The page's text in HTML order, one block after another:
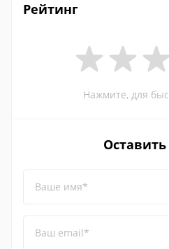
Рейтинг
Нажмите, для
Ваше имя*
Ваш email*